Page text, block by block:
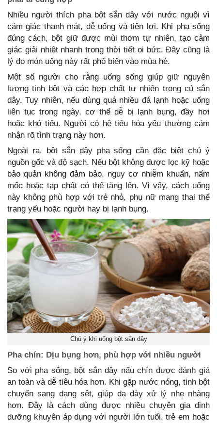
Nhiều người thích pha bột sắn dây với nước nguội vì
cảm giác thanh mát, dễ uống và tiện lợi. Khi pha sống
đúng cách, bột giữ được mùi thơm tự nhiên, tạo cảm
giác giải nhiệt nhanh trong thời tiết oi bức. Đây cũng là
lý do món uống này rất phổ biến vào mùa hè.
Một số người cho rằng uống sống giúp giữ nguyên
lượng tinh bột và các hợp chất tự nhiên trong củ sắn
dây. Tuy nhiên, nếu dùng quá nhiều đá lạnh hoặc uống
liên tục trong ngày, cơ thể dễ bị lạnh bụng, đầy hơi
hoặc khó tiêu. Người có hệ tiêu hóa yếu thường cảm
nhận rõ tình trạng này hơn.
Ngoài ra, bột sắn dây pha sống cần đặc biệt chú ý
nguồn gốc và độ sạch. Nếu bột không được lọc kỹ hoặc
bảo quản không đảm bảo, nguy cơ nhiễm khuẩn, nấm
mốc hoặc tạp chất có thể tăng lên. Vì vậy, cách uống
này không phù hợp với trẻ nhỏ, phụ nữ mang thai thể
trạng yếu hoặc người hay bị lạnh bụng.
Chú ý khi uống bột săn dây
Pha chín: Dịu bụng hơn, phù hợp với nhiều người
So với pha sống, bột sắn dây nấu chín được đánh giá
an toàn và dễ tiêu hóa hơn. Khi gặp nước nóng, tinh bột
chuyển sang dạng sệt, giúp dạ dày xử lý nhẹ nhàng
hơn. Đây là cách dùng được nhiều chuyên gia dinh
dưỡng khuyên áp dụng với người lớn tuổi, trẻ em hoặc